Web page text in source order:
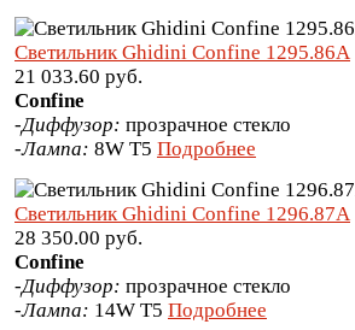
Светильник Ghidini Confine 1295.86A
21 033.60 руб.
Confine
-Диффузор: прозрачное стекло
-Лампа: 8W T5 Подробнее
Светильник Ghidini Confine 1296.87A
28 350.00 руб.
Confine
-Диффузор: прозрачное стекло
-Лампа: 14W T5 Подробнее